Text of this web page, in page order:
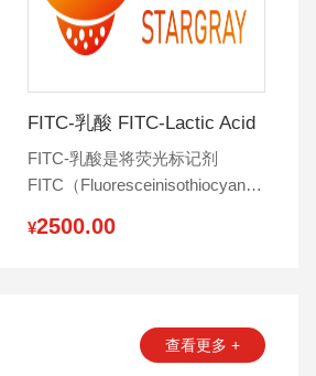
FITC-乳酸 FITC-Lactic Acid
‌FITC-乳酸是将荧光标记剂
FITC（Fluoresceinisothiocyanate，
衍生物结合而成的化合物‌。
¥2500.00
查看更多 +